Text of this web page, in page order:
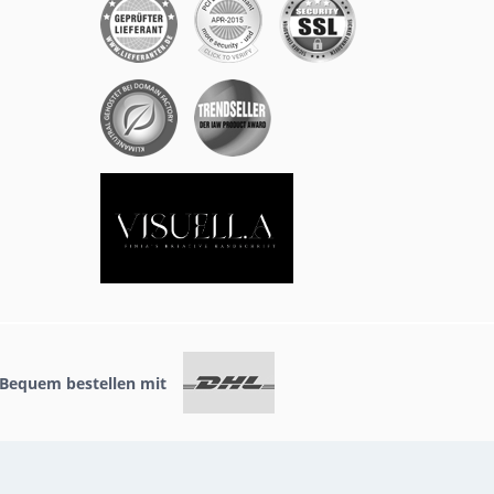
Bequem bestellen mit